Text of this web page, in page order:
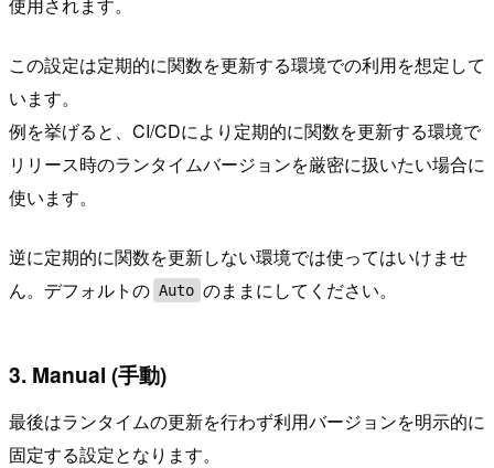
この設定は定期的に関数を更新する環境での利用を想定して
います。
例を挙げると、CI/CDにより定期的に関数を更新する環境で
リリース時のランタイムバージョンを厳密に扱いたい場合に
使います。
逆に定期的に関数を更新しない環境では使ってはいけませ
ん。デフォルトの Auto のままにしてください。
3. Manual (手動)
最後はランタイムの更新を行わず利用バージョンを明示的に
固定する設定となります。